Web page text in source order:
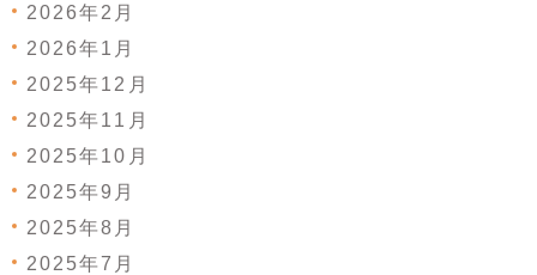
2026年2月
2026年1月
2025年12月
2025年11月
2025年10月
2025年9月
2025年8月
2025年7月